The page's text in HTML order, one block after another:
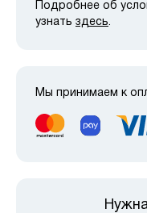
Подробнее об
узнать здесь.
Мы принимаем к